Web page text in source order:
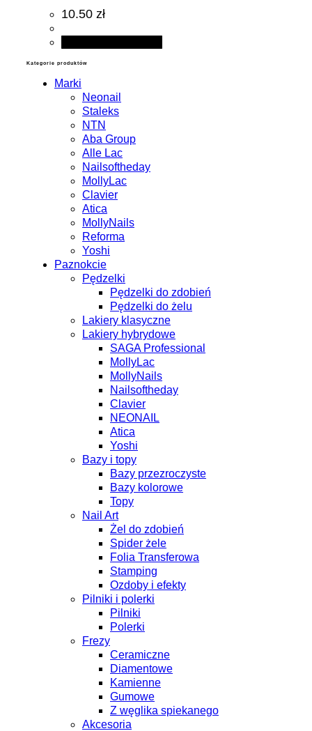
10.50 zł
Kategorie produktów
Marki
Neonail
Staleks
NTN
Aba Group
Alle Lac
Nailsoftheday
MollyLac
Clavier
Atica
MollyNails
Reforma
Yoshi
Paznokcie
Pędzelki
Pędzelki do zdobień
Pędzelki do żelu
Lakiery klasyczne
Lakiery hybrydowe
SAGA Professional
MollyLac
MollyNails
Nailsoftheday
Clavier
NEONAIL
Atica
Yoshi
Bazy i topy
Bazy przezroczyste
Bazy kolorowe
Topy
Nail Art
Żel do zdobień
Spider żele
Folia Transferowa
Stamping
Ozdoby i efekty
Pilniki i polerki
Pilniki
Polerki
Frezy
Ceramiczne
Diamentowe
Kamienne
Gumowe
Z węglika spiekanego
Akcesoria